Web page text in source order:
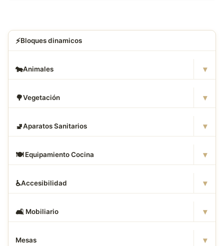
⚡Bloques dinamicos
🐄Animales ▾
🌳Vegetación ▾
🚽Aparatos Sanitarios ▾
🍽️ Equipamiento Cocina ▾
♿Accesibilidad ▾
🛋 ️ Mobiliario ▾
Mesas ▾